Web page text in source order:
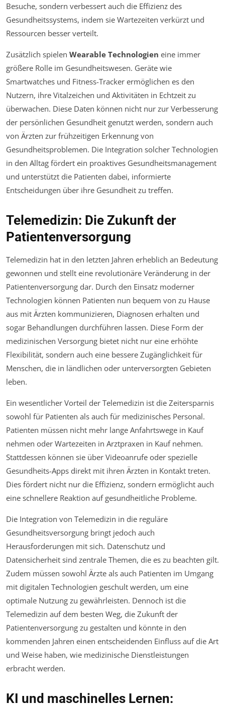
Besuche, sondern verbessert auch die Effizienz des
Gesundheitssystems, indem sie Wartezeiten verkürzt und
Ressourcen besser verteilt.
Zusätzlich spielen Wearable Technologien eine immer
größere Rolle im Gesundheitswesen. Geräte wie
Smartwatches und Fitness-Tracker ermöglichen es den
Nutzern, ihre Vitalzeichen und Aktivitäten in Echtzeit zu
überwachen. Diese Daten können nicht nur zur Verbesserung
der persönlichen Gesundheit genutzt werden, sondern auch
von Ärzten zur frühzeitigen Erkennung von
Gesundheitsproblemen. Die Integration solcher Technologien
in den Alltag fördert ein proaktives Gesundheitsmanagement
und unterstützt die Patienten dabei, informierte
Entscheidungen über ihre Gesundheit zu treffen.
Telemedizin: Die Zukunft der
Patientenversorgung
Telemedizin hat in den letzten Jahren erheblich an Bedeutung
gewonnen und stellt eine revolutionäre Veränderung in der
Patientenversorgung dar. Durch den Einsatz moderner
Technologien können Patienten nun bequem von zu Hause
aus mit Ärzten kommunizieren, Diagnosen erhalten und
sogar Behandlungen durchführen lassen. Diese Form der
medizinischen Versorgung bietet nicht nur eine erhöhte
Flexibilität, sondern auch eine bessere Zugänglichkeit für
Menschen, die in ländlichen oder unterversorgten Gebieten
leben.
Ein wesentlicher Vorteil der Telemedizin ist die Zeitersparnis
sowohl für Patienten als auch für medizinisches Personal.
Patienten müssen nicht mehr lange Anfahrtswege in Kauf
nehmen oder Wartezeiten in Arztpraxen in Kauf nehmen.
Stattdessen können sie über Videoanrufe oder spezielle
Gesundheits-Apps direkt mit ihren Ärzten in Kontakt treten.
Dies fördert nicht nur die Effizienz, sondern ermöglicht auch
eine schnellere Reaktion auf gesundheitliche Probleme.
Die Integration von Telemedizin in die reguläre
Gesundheitsversorgung bringt jedoch auch
Herausforderungen mit sich. Datenschutz und
Datensicherheit sind zentrale Themen, die es zu beachten gilt.
Zudem müssen sowohl Ärzte als auch Patienten im Umgang
mit digitalen Technologien geschult werden, um eine
optimale Nutzung zu gewährleisten. Dennoch ist die
Telemedizin auf dem besten Weg, die Zukunft der
Patientenversorgung zu gestalten und könnte in den
kommenden Jahren einen entscheidenden Einfluss auf die Art
und Weise haben, wie medizinische Dienstleistungen
erbracht werden.
KI und maschinelles Lernen: